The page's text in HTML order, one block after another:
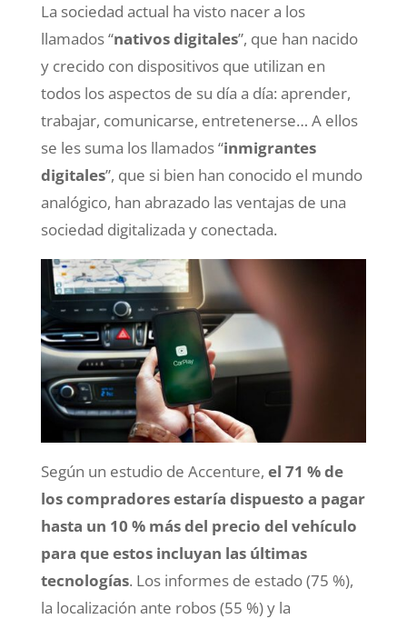
La sociedad actual ha visto nacer a los
llamados “nativos digitales”, que han nacido
y crecido con dispositivos que utilizan en
todos los aspectos de su día a día: aprender,
trabajar, comunicarse, entretenerse… A ellos
se les suma los llamados “inmigrantes
digitales”, que si bien han conocido el mundo
analógico, han abrazado las ventajas de una
sociedad digitalizada y conectada.
Según un estudio de Accenture, el 71 % de
los compradores estaría dispuesto a pagar
hasta un 10 % más del precio del vehículo
para que estos incluyan las últimas
tecnologías. Los informes de estado (75 %),
la localización ante robos (55 %) y la